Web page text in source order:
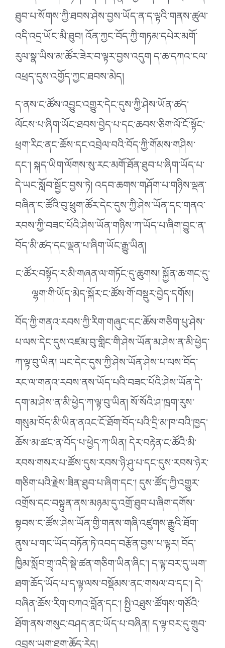
ཐུབ་པ་སོགས་ཀྱི་ཐབས་ཤེས་བྱས་ཡོད་ན་ད་ལྟའི་གནས་ཚུལ་
འདི་འདྲ་ཡོང་མི་ཐུབ། འོན་ཀྱང་བོད་ཀྱི་གཏམ་དཔེར་མགོ་
རུལ་སྣ་ཡིས་མ་ཚོར་ཟེར་བ་ལྟར་བྱས་འདུག ད་ཆ་དཀའ་ངལ་
འཕྲད་དུས་འགྱོད་ཀྱང་ཐབས་མེད།
ད་ནས་ང་ཚོས་འབྱུང་འགྱུར་དེང་དུས་ཀྱི་ཤེས་ཡོན་ཚད་
ལོངས་པ་ཞིག་ཡོང་ཐབས་བྱེད་པ་དང་ཆབས་ཅིག་ལོ་ངོ་སྟོང་
ཕྲག་རིང་ནང་ཆོས་དང་འབྲེལ་བའི་བོད་ཀྱི་གོམས་གཤིས་
དང༌། སྐད་ཡིག་ལོགས་སུ་རང་མགོ་ཐོན་ཐུབ་པ་ཞིག་ཡོད་པ་
དེ་ཡང་སློབ་སྦྱོང་བྱས་ཏེ། འདབ་ཆགས་གཤོག་པ་གཉིས་ལྡན་
བཞིན་ང་ཚོའི་བུ་ཕྲུག་ཚོར་དེང་དུས་ཀྱི་ཤེས་ཡོན་དང་གནའ་
རབས་ཀྱི་བཟང་པོའི་ཤེས་ཡོན་གཉིས་ཀ་ཡོད་པ་ཞིག་བྱུང་ན་
བོད་མི་ཚད་དང་ལྡན་པ་ཞིག་ཡོང་རྒྱུ་ཡིན།
ང་ཚོར་བསྟོད་ར་མི་གཞན་ལ་གཏོང་དུ་ཆུགས། སྐྱོན་ཆ་གང་དུ་
ལྷག་གི་ཡོད་མེད་སྐོར་ང་ཚོས་གོ་བསྡུར་བྱེད་དགོས།
བོད་ཀྱི་གནའ་རབས་ཀྱི་རིག་གཞུང་དང་ཆོས་གཅིག་པུ་ཤེས་
པ་ལས་དེང་དུས་འཛམ་བུ་གླིང་གི་ཤེས་ཡོན་མ་ཤེས་ན་མི་ཕྱེད་
ཀ་ལྟ་བུ་ཡིན། ཡང་དེང་དུས་ཀྱི་ཤེས་ཡོན་ཤེས་པ་ལས་བོད་
རང་ལ་གནའ་རབས་ནས་ཡོད་པའི་བཟང་པོའི་ཤེས་ཡོན་དེ་
དག་མ་ཤེས་ན་མི་ཕྱེད་ཀ་ལྟ་བུ་ཡིན། སོ་སོའི་ཤ་ཁྲག་རུས་
གསུམ་བོད་མི་ཡིན་ནའང་ངོ་ཐོག་བོད་པའི་དྲི་མ་ཁ་བའི་ཁྱད་
ཆོས་མ་ཚང་ན་བོད་པ་ཕྱེད་ཀ་ཡིན། དེར་བརྟེན་ང་ཚོའི་མི་
རབས་གསར་པ་ཚོས་དུས་རབས་ཉི་ཤུ་པ་དང་དུས་རབས་ཉེར་
གཅིག་པའི་རྗེས་ཟིན་ཐུབ་པ་ཞིག་དང༌། དུས་ཚོད་ཀྱི་འགྱུར་
འགྲོས་དང་བསྟུན་ནས་མཉམ་དུ་འགྲོ་ཐུབ་པ་ཞིག་དགོས་
སྟབས་ང་ཚོས་ཤེས་ཡོན་གྱི་གནས་གཞི་འཛུགས་རྒྱུའི་ཐོག་
ནུས་པ་གང་ཡོད་བཏོན་ཏེ་འབད་བརྩོན་བྱས་པ་ལྟར། བོད་
ཁྱིམ་སློབ་གྲྭ་འདི་སྡེ་ཚན་གཅིག་ཡིན་ཞིང༌། ད་ལྟ་བར་དུ་ཡག་
ཐག་ཆོད་ཡོད་པ་ད་ལྟ་ལས་བསྡོམས་ནང་གསལ་བ་དང༌། དེ་
བཞིན་ཆོས་རིག་བཀའ་བློན་དང༌། སྤྱི་འཐུས་ཚོགས་གཙོའི་
ཐོག་ནས་གསུང་བཤད་ནང་ཡོད་པ་བཞིན། ད་ལྟ་བར་དུ་གྲུབ་